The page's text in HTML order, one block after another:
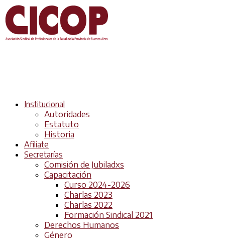
Institucional
Autoridades
Estatuto
Historia
Afiliate
Secretarías
Comisión de Jubiladxs
Capacitación
Curso 2024-2026
Charlas 2023
Charlas 2022
Formación Sindical 2021
Derechos Humanos
Género